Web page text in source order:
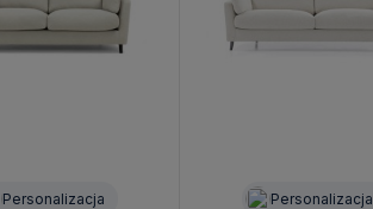
Personalizacja Personalizacja